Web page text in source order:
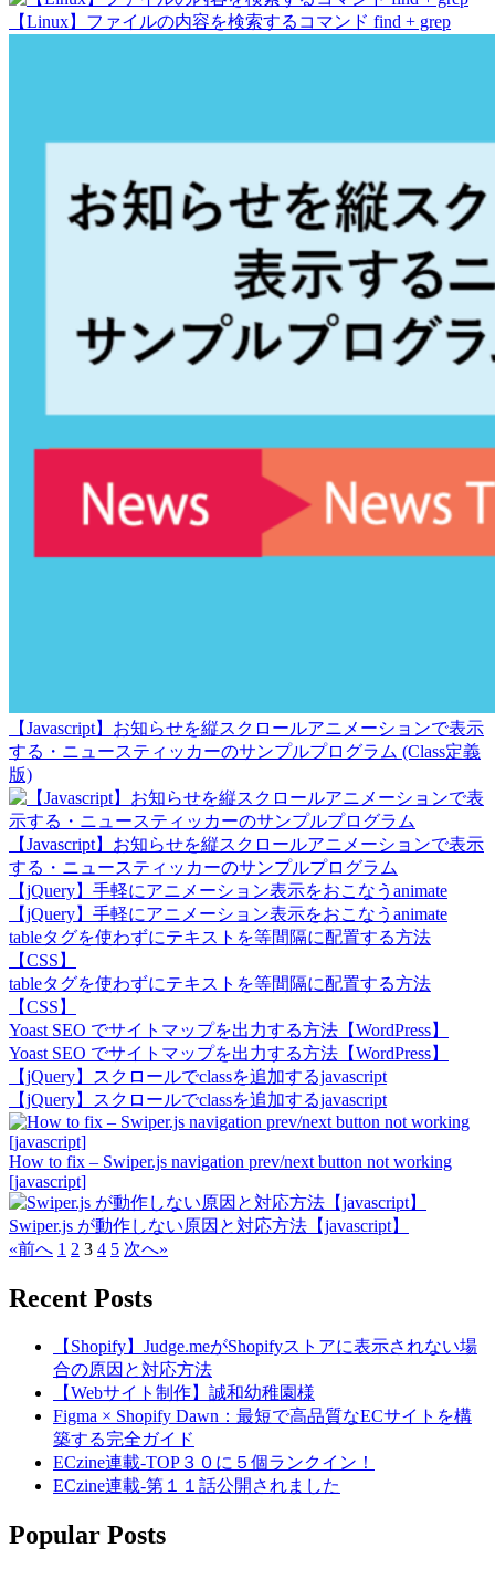
【Linux】ファイルの内容を検索するコマンド find + grep
【Javascript】お知らせを縦スクロールアニメーションで表示
する・ニュースティッカーのサンプルプログラム (Class定義
版)
【Javascript】お知らせを縦スクロールアニメーションで表示
する・ニュースティッカーのサンプルプログラム
【jQuery】手軽にアニメーション表示をおこなうanimate
【jQuery】手軽にアニメーション表示をおこなうanimate
tableタグを使わずにテキストを等間隔に配置する方法
【CSS】
tableタグを使わずにテキストを等間隔に配置する方法
【CSS】
Yoast SEO でサイトマップを出力する方法【WordPress】
Yoast SEO でサイトマップを出力する方法【WordPress】
【jQuery】スクロールでclassを追加するjavascript
【jQuery】スクロールでclassを追加するjavascript
How to fix – Swiper.js navigation prev/next button not working
[javascript]
Swiper.js が動作しない原因と対応方法【javascript】
«前へ 1 2 3 4 5 次へ»
Recent Posts
【Shopify】Judge.meがShopifyストアに表示されない場
合の原因と対応方法
【Webサイト制作】誠和幼稚園様
Figma × Shopify Dawn：最短で高品質なECサイトを構
築する完全ガイド
ECzine連載-TOP３０に５個ランクイン！
ECzine連載-第１１話公開されました
Popular Posts